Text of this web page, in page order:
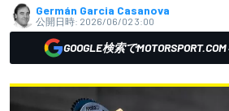
Germán Garcia Casanova
公開日時: 2026/06/02 3:00
GOOGLE検索で